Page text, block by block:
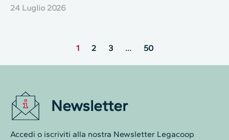
24 Luglio 2026
1 2 3 … 50
Newsletter
Accedi o iscriviti alla nostra Newsletter Legacoop